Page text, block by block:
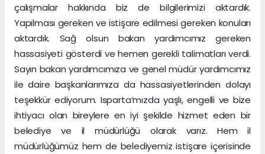
çalışmalar hakkında biz de bilgilerimizi aktardık.
Yapılması gereken ve istişare edilmesi gereken konuları
aktardık. Sağ olsun bakan yardımcımız gereken
hassasiyeti gösterdi ve hemen gerekli talimatları verdi.
Sayın bakan yardımcımıza ve genel müdür yardımcımız
ile daire başkanlarımıza da hassasiyetlerinden dolayı
teşekkür ediyorum. Isparta’mızda yaşlı, engelli ve bize
ihtiyacı olan bireylere en iyi şekilde hizmet eden bir
belediye ve il müdürlüğü olarak varız. Hem il
müdürlüğümüz hem de belediyemiz istişare içerisinde